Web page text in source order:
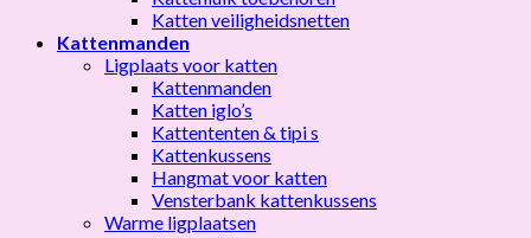
Katten veiligheidsnetten
Kattenmanden
Ligplaats voor katten
Kattenmanden
Katten iglo’s
Kattententen & tipi s
Kattenkussens
Hangmat voor katten
Vensterbank kattenkussens
Warme ligplaatsen